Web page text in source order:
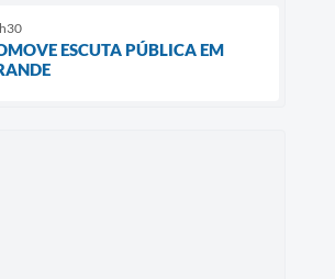
ESCUTA PÚBLICA EM